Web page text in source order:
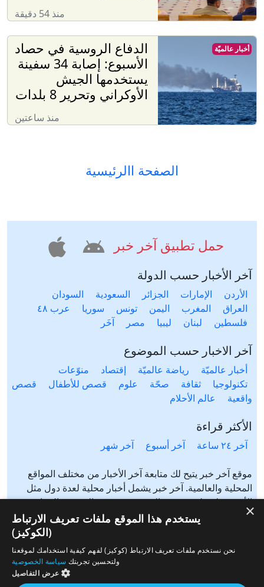
منذ 54 دقيقة
الدفاع الروسية في حصاد
الأسبوع: إصابة 34 سفينة
يستخدمها الجيش
الأوكراني وتحرير 8 بلدات
منذ ساعتين
أخبار عالميّة
الصفحة االرئيسية
حمل تطبيق آخر خبر
آخر الأخبار حسب الدولة
الأردن الإمارات الجزائر السعودية
السودان
العراق
المغرب اليمن تونس سوريا
عرب ٤٨
فلسطين
لبنان ليبيا مصر آخَر
آخر الاخبار حسب الموضوع
أخبار عالميّة رياضة عالميّة إقتصاد
منوّعات
تكنولوجيا
ثقافة صحّة علوم قصص للأطفال
قصص
واقعية
عالم الأحلام
الأكثر قراءة
آخر ٢٤ ساعة آخر أسبوع آخر شهر
موقع آخر خبر يتيح لك متابعة آخر الأخبار من مختلف المواقع
المحلية والعالمية. آخر خبر يشمل أخبار محلية لعدة دول مثل
الأردن، فلسطين، مصر، السعودية، تونس، المغرب، الجزائر،
عرب ٤٨، لبنان، العراق، اليمن وغيرها آخر خبر يتيح متابعة أخبار
من شتى المواضيع مثل: أخبار محلية، أخبار عالمية، رياضة،
إقتصاد، ثقافة، منوعات وغيرها تابع الأخبار المحلية والعالمية من
مختلف المواقع الإخبارية: الجزيرة، العربية، بي بي سي، سي ان
×
يستخدم هذا الموقع ملفات تعريف الارتباط
(الكوكيز)
نحن نستخدم ملفات تعريف الارتباط (كوكيز) لفهم كيفية استخدامك لموقعنا
ولتحسين تجربتك سياسة الخصوصية
عرض التفاصيل